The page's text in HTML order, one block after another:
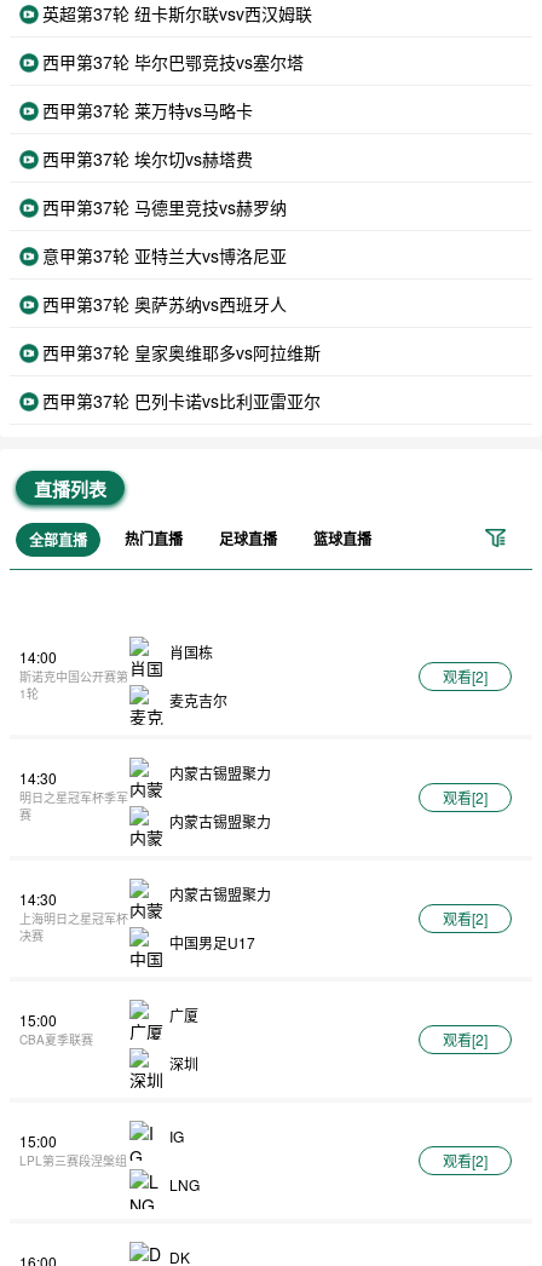
英超第37轮 纽卡斯尔联vsv西汉姆联
西甲第37轮 毕尔巴鄂竞技vs塞尔塔
西甲第37轮 莱万特vs马略卡
西甲第37轮 埃尔切vs赫塔费
西甲第37轮 马德里竞技vs赫罗纳
意甲第37轮 亚特兰大vs博洛尼亚
西甲第37轮 奥萨苏纳vs西班牙人
西甲第37轮 皇家奥维耶多vs阿拉维斯
西甲第37轮 巴列卡诺vs比利亚雷亚尔
直播列表
全部直播 热门直播 足球直播 篮球直播
14:00
斯诺克中国公开赛第
1轮
肖国栋
麦克吉尔
观看[2]
14:30
明日之星冠军杯季军
赛
内蒙古锡盟聚力
内蒙古锡盟聚力
观看[2]
14:30
上海明日之星冠军杯
决赛
内蒙古锡盟聚力
中国男足U17
观看[2]
15:00
CBA夏季联赛
广厦
深圳
观看[2]
15:00
LPL第三赛段涅槃组
IG
LNG
观看[2]
16:00 DK